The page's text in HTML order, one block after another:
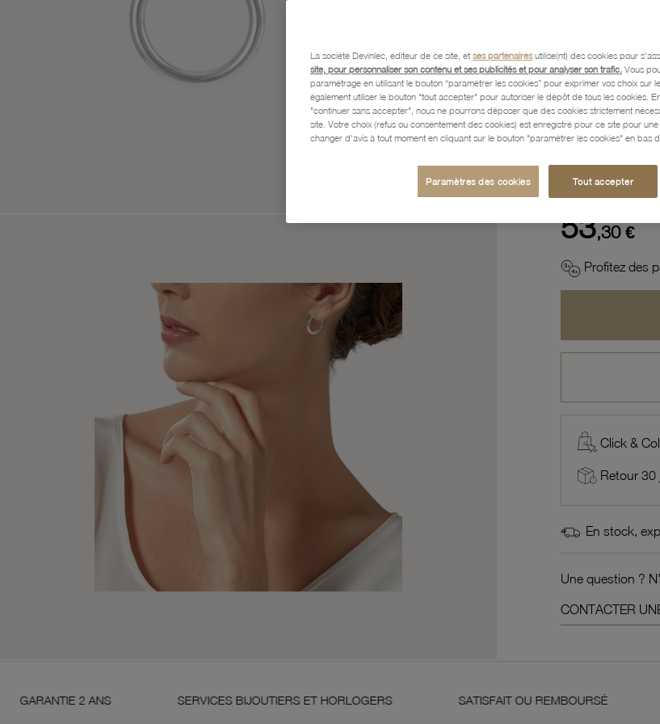
Caractéristiques
Paiement,
53,30 €
Profitez des
Click &
Retour 30
En stock,
Une question ?
CONTACTER
2 ANS SERVICES BIJOUTIERS ET HORLOGERS SATISFAIT OU REMBOURSÉ OR 18
La société Devinlec, éditeur de ce site, et ses partenairesutilise(nt) des cookies pour
site, pour personnaliser son contenu et ses publicités et pour analyser son trafic. Vous
paramétrage en utilisant le bouton “paramétrer les cookies” pour exprimer vos choix sur
également utiliser le bouton "tout accepter" pour autoriser le dépôt de tous les cookies.
"continuer sans accepter", nous ne pourrons déposer que des cookies strictement
site. Votre choix (refus ou consentement des cookies) est enregistré pour ce site pour
changer d'avis à tout moment en cliquant sur le bouton "paramétrer les cookies" en bas
Paramètres des cookies Tout accepter